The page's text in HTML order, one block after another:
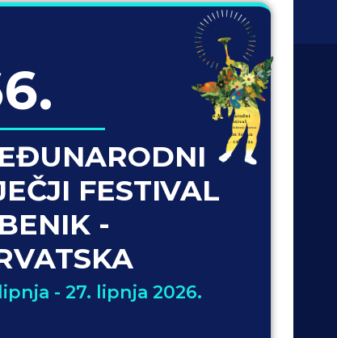
FESTIVAL
-
- 27. lipnja 2026.